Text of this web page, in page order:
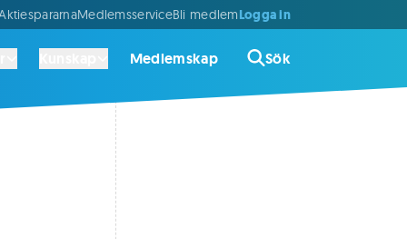
MedlemsserviceBli medlemLogga in
Medlemskap Sök